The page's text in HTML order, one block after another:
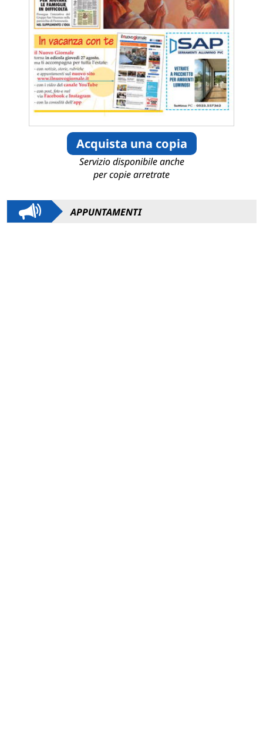
Acquista una copia
Servizio disponibile anche
per copie arretrate
APPUNTAMENTI